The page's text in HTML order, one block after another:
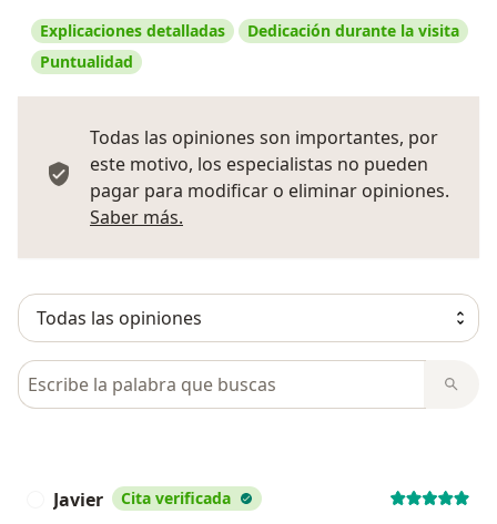
Explicaciones detalladas
Dedicación durante la visita
Puntualidad
Todas las opiniones son importantes, por
este motivo, los especialistas no pueden
pagar para modificar o eliminar opiniones.
Saber más.
Busca en opiniones
Javier Cita verificada